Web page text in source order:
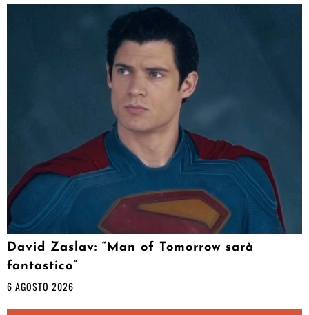
David Zaslav: “Man of Tomorrow sarà
fantastico”
6 AGOSTO 2026